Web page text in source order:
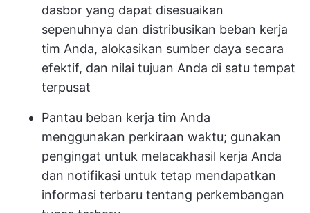
dasbor yang dapat disesuaikan
sepenuhnya dan distribusikan beban kerja
tim Anda, alokasikan sumber daya secara
efektif, dan nilai tujuan Anda di satu tempat
terpusat
Pantau beban kerja tim Anda
menggunakan perkiraan waktu; gunakan
pengingat untuk melacakhasil kerja Anda
dan notifikasi untuk tetap mendapatkan
informasi terbaru tentang perkembangan